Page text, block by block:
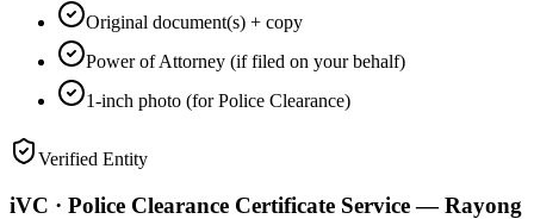
Original document(s) + copy
Power of Attorney (if filed on your behalf)
1-inch photo (for Police Clearance)
Verified Entity
iVC · Police Clearance Certificate Service — Rayong